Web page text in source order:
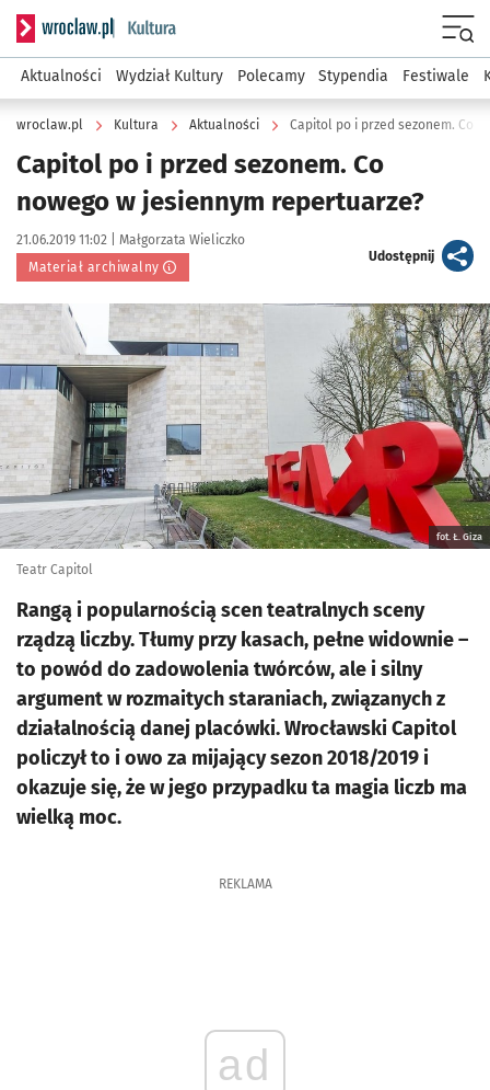
Serwis informacyjny wroclaw.pl podserwis: Kultura
Aktualności Wydział Kultury Polecamy Stypendia Festiwale
wroclaw.pl Kultura Aktualności Capitol po i przed sezonem. Co
Capitol po i przed sezonem. Co
nowego w jesiennym repertuarze?
Data publikacji:
21.06.2019 11:02 | Autor:
Małgorzata Wieliczko
Materiał archiwalny
Udostępnijartykuł
Kliknij, aby powiększyć
fot. Ł. Giza
Teatr Capitol
Rangą i popularnością scen teatralnych sceny
rządzą liczby. Tłumy przy kasach, pełne widownie –
to powód do zadowolenia twórców, ale i silny
argument w rozmaitych staraniach, związanych z
działalnością danej placówki. Wrocławski Capitol
policzył to i owo za mijający sezon 2018/2019 i
okazuje się, że w jego przypadku ta magia liczb ma
wielką moc.
REKLAMA
ad